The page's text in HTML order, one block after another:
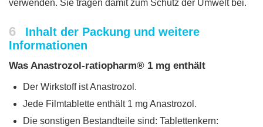
verwenden. Sie tragen damit zum Schutz der Umwelt bei.
6
Inhalt der Packung und weitere
Informationen
Was Anastrozol-ratiopharm® 1 mg enthält
Der Wirkstoff ist Anastrozol.
Jede Filmtablette enthält 1 mg Anastrozol.
Die sonstigen Bestandteile sind: Tablettenkern: